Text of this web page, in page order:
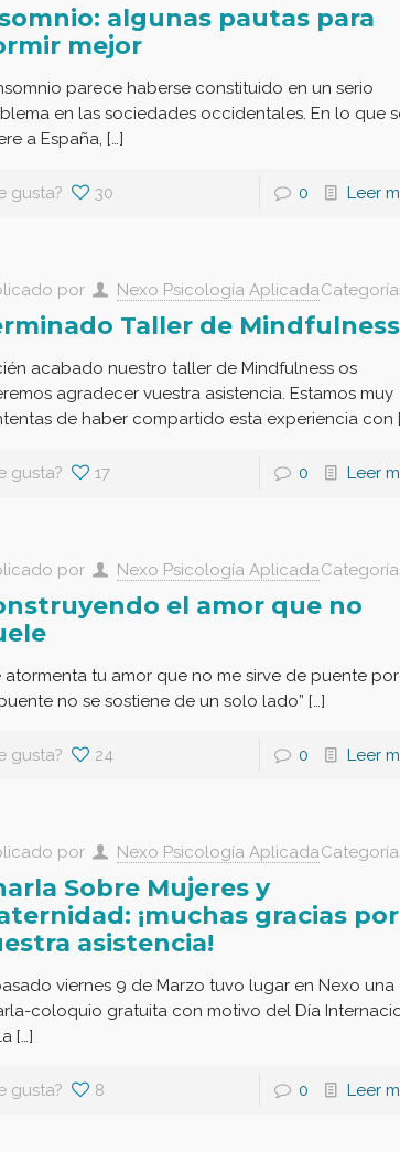
algunas pautas para
mejor
parece haberse constituido en un serio
en las sociedades occidentales. En lo que
a España, […]
gusta? 30 0 Leer
por Nexo Psicología Aplicada
Taller de Mindfulness
acabado nuestro taller de Mindfulness os
agradecer vuestra asistencia. Estamos muy
de haber compartido esta experiencia con
gusta? 17 0 Leer
por Nexo Psicología Aplicada
el amor que no
atormenta tu amor que no me sirve de puente
no se sostiene de un solo lado” […]
gusta? 24 0 Leer
por Nexo Psicología Aplicada
Sobre Mujeres y
¡muchas gracias por
asistencia!
viernes 9 de Marzo tuvo lugar en Nexo una
coloquio gratuita con motivo del Día
[…]
gusta? 8 0 Leer